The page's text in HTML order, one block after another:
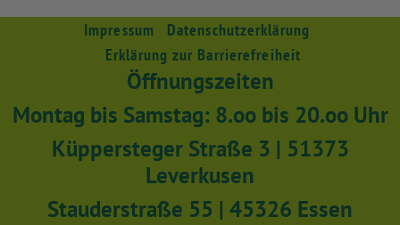
Impressum
Datenschutzerklärung
Erklärung zur Barrierefreiheit
Öffnungszeiten
Montag bis Samstag: 8.oo bis 20.oo Uhr
Küppersteger Straße 3 | 51373
Leverkusen
Stauderstraße 55 | 45326 Essen